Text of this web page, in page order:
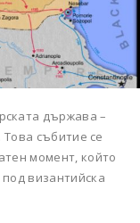
държава –
събитие се
момент, който
византийска